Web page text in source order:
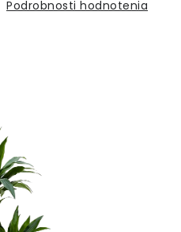
Podrobnosti hodnotenia